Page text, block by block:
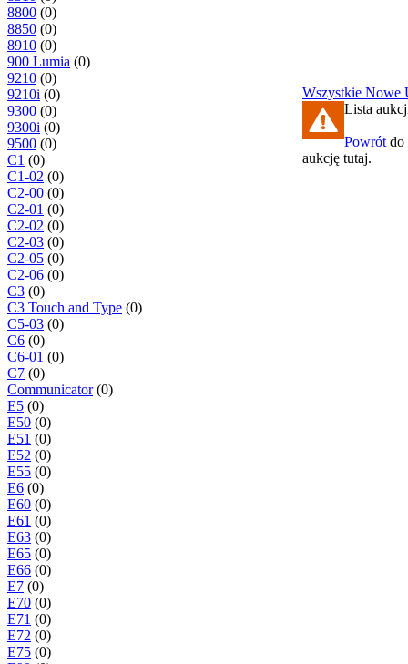
8800 (0)
8850 (0)
8910 (0)
900 Lumia (0)
9210 (0)
9210i (0)
9300 (0)
9300i (0)
9500 (0)
C1 (0)
C1-02 (0)
C2-00 (0)
C2-01 (0)
C2-02 (0)
C2-03 (0)
C2-05 (0)
C2-06 (0)
C3 (0)
C3 Touch and Type (0)
C5-03 (0)
C6 (0)
C6-01 (0)
C7 (0)
Communicator(0)
E5 (0)
E50 (0)
E51 (0)
E52 (0)
E55 (0)
E6 (0)
E60 (0)
E61 (0)
E63 (0)
E65 (0)
E66 (0)
E7 (0)
E70 (0)
E71 (0)
E72 (0)
E75 (0)
Wszystkie Nowe
Lista
Powrót do
aukcję tutaj.